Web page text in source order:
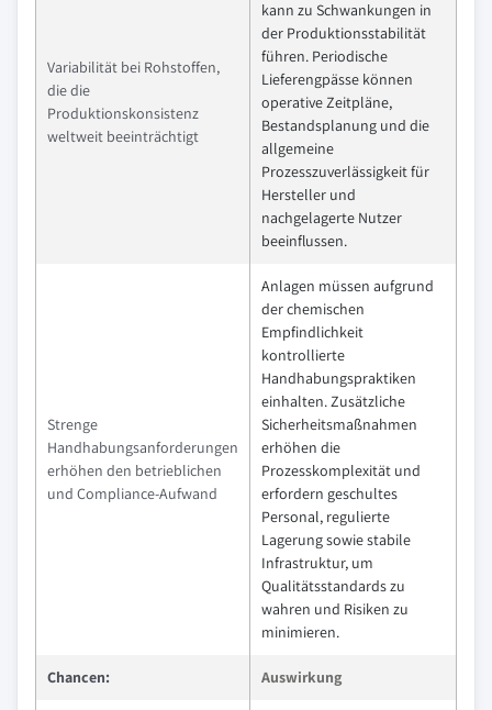
Variabilität bei Rohstoffen,
die die
Produktionskonsistenz
weltweit beeinträchtigt
kann zu Schwankungen in
der Produktionsstabilität
führen. Periodische
Lieferengpässe können
operative Zeitpläne,
Bestandsplanung und die
allgemeine
Prozesszuverlässigkeit für
Hersteller und
nachgelagerte Nutzer
beeinflussen.
Strenge
Handhabungsanforderungen
erhöhen den betrieblichen
und Compliance-Aufwand
Anlagen müssen aufgrund
der chemischen
Empfindlichkeit
kontrollierte
Handhabungspraktiken
einhalten. Zusätzliche
Sicherheitsmaßnahmen
erhöhen die
Prozesskomplexität und
erfordern geschultes
Personal, regulierte
Lagerung sowie stabile
Infrastruktur, um
Qualitätsstandards zu
wahren und Risiken zu
minimieren.
Chancen: Auswirkung